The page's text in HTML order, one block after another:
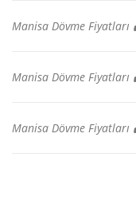
Manisa Dövme
Manisa Dövme
Manisa Dövme